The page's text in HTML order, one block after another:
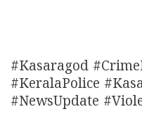
#Kasaragod
#KeralaPolice
#NewsUpdate